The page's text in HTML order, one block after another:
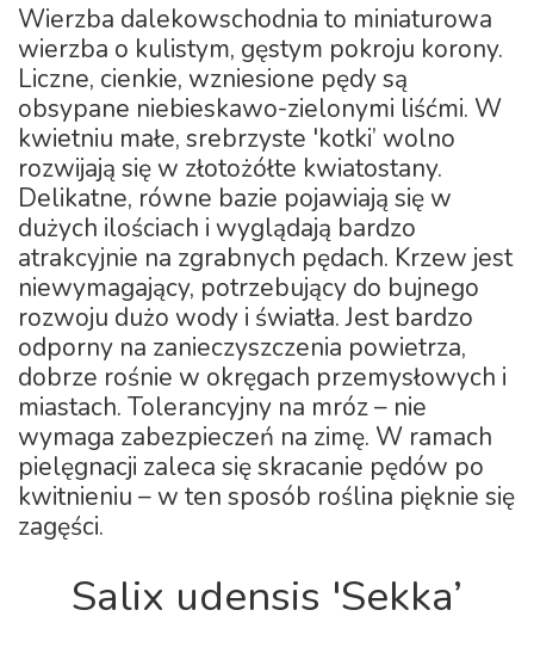
Wierzba dalekowschodnia to miniaturowa
wierzba o kulistym, gęstym pokroju korony.
Liczne, cienkie, wzniesione pędy są
obsypane niebieskawo-zielonymi liśćmi. W
kwietniu małe, srebrzyste 'kotki’ wolno
rozwijają się w złotożółte kwiatostany.
Delikatne, równe bazie pojawiają się w
dużych ilościach i wyglądają bardzo
atrakcyjnie na zgrabnych pędach. Krzew jest
niewymagający, potrzebujący do bujnego
rozwoju dużo wody i światła. Jest bardzo
odporny na zanieczyszczenia powietrza,
dobrze rośnie w okręgach przemysłowych i
miastach. Tolerancyjny na mróz – nie
wymaga zabezpieczeń na zimę. W ramach
pielęgnacji zaleca się skracanie pędów po
kwitnieniu – w ten sposób roślina pięknie się
zagęści.
Salix udensis 'Sekka’